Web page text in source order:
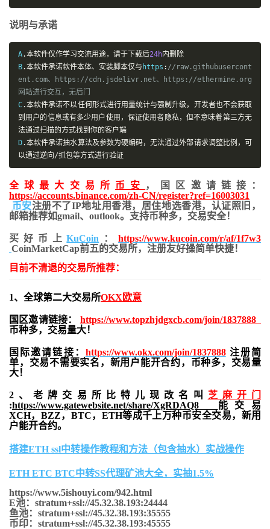
说明与承诺
A.本软件仅作学习交流用途，请于下载后24h内删除
B.本软件承诺软件本体、安装脚本仅与 https : //raw.githubusercont
ent.com、https://cdn.jsdelivr.net、https://ethermine.org
网站进行交互，无后门
C.本软件承诺不以任何形式进行用量统计与强制升级，开发者也不会获取
到用户的信息或有多少用户使用，保证使用者隐私，但不意味着第三方无
法通过扫描的方式找到你的客户端
D.本软件承诺抽水算法及参数为硬编码，无法通过外部请求调整比例，可
以通过逆向/抓包等方式进行验证
全球最大交易所 币安
，国区邀请链接：
https://accounts.binance.com/zh-CN/register?ref=16003031
币安注册不了IP地址用香港，居住地选香港，认证照旧，
邮箱推荐如gmail、outlook。支持币种多，交易安全！
买好币上KuCoin ：https://www.kucoin.com/r/af/1f7w3
CoinMarketCap前五的交易所，注册友好操简单快捷！
目前不清退的交易所推荐：
1、全球第二大交易所OKX欧意
国区邀请链接： https://www.topzhjdgxcb.com/join/1837888
币种多，交易量大！
国际邀请链接： https://www.okx.com/join/1837888注册简
单，交易不需要实名，新用户能开合约， 币种多，交易量
大！
2、老牌交易所比特儿现改名叫 芝麻开门
:https://www.gatewebsite.net/share/XgRDAQ8 能交易
XCH，BZZ，BTC，ETH等成千上万种币安全交易，新用
户能开合约。
搭建ETH ssl中转操作教程和方法（包含抽水）实战操作
ETH ETC BTC中转SS代理矿池大全，实抽1.5%
https://www.5ishouyi.com/942.html
E池：stratum+ssl://45.32.38.193:24444
鱼池：stratum+ssl://45.32.38.193:35555
币印：stratum+ssl://45.32.38.193:45555